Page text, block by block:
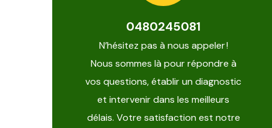
0480245081
N’hésitez pas à nous appeler !
Nous sommes là pour répondre à
vos questions, établir un diagnostic
et intervenir dans les meilleurs
délais. Votre satisfaction est notre